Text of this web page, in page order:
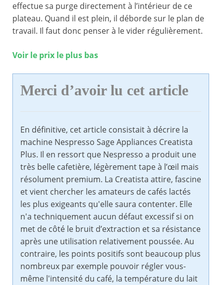
effectue sa purge directement à l’intérieur de ce
plateau. Quand il est plein, il déborde sur le plan de
travail. Il faut donc penser à le vider régulièrement.
Voir le prix le plus bas
Merci d’avoir lu cet article
En définitive, cet article consistait à décrire la
machine Nespresso Sage Appliances Creatista
Plus. Il en ressort que Nespresso a produit une
très belle cafetière, légèrement tape à l’œil mais
résolument premium. La Creatista attire, fascine
et vient chercher les amateurs de cafés lactés
les plus exigeants qu'elle saura contenter. Elle
n'a techniquement aucun défaut excessif si on
met de côté le bruit d’extraction et sa résistance
après une utilisation relativement poussée. Au
contraire, les points positifs sont beaucoup plus
nombreux par exemple pouvoir régler vous-
même l'intensité du café, la température du lait